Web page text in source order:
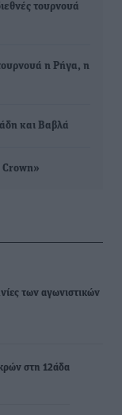
τουρνουά
η Ρήγα, η
και Βαβλά
Crown»
των αγωνιστικών
στη 12άδα